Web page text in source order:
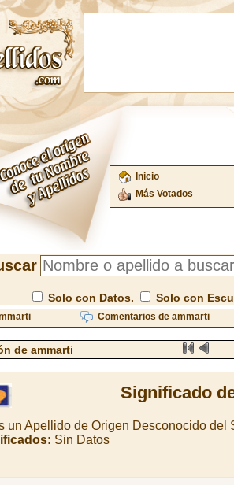
Inicio
Más Votados
Solo con Datos. Solo con
Comentarios de ammarti
de ammarti
Significado
un Apellido de Origen Desconocido del
Sin Datos